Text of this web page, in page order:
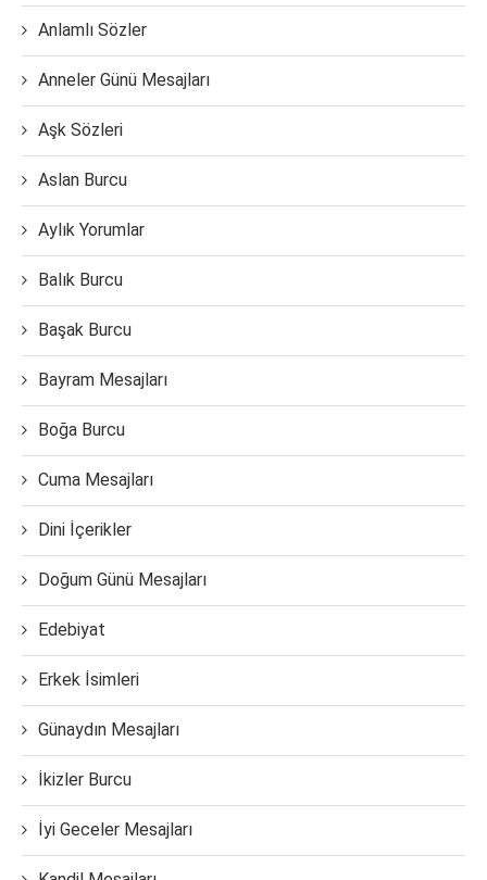
Anlamlı Sözler
Anneler Günü Mesajları
Aşk Sözleri
Aslan Burcu
Aylık Yorumlar
Balık Burcu
Başak Burcu
Bayram Mesajları
Boğa Burcu
Cuma Mesajları
Dini İçerikler
Doğum Günü Mesajları
Edebiyat
Erkek İsimleri
Günaydın Mesajları
İkizler Burcu
İyi Geceler Mesajları